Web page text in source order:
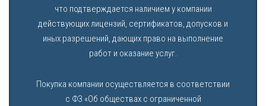
что подтверждается наличием у компании
действующих лицензий, сертификатов, допусков и
иных разрешений, дающих право на выполнение
работ и оказание услуг.
Покупка компании осуществляется в соответствии
с ФЗ «Об обществах с ограниченной